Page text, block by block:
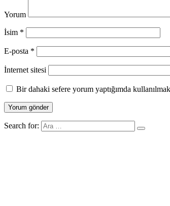
Yorum
İsim *
E-posta *
İnternet sitesi
Bir dahaki sefere yorum yaptığımda
Search for: